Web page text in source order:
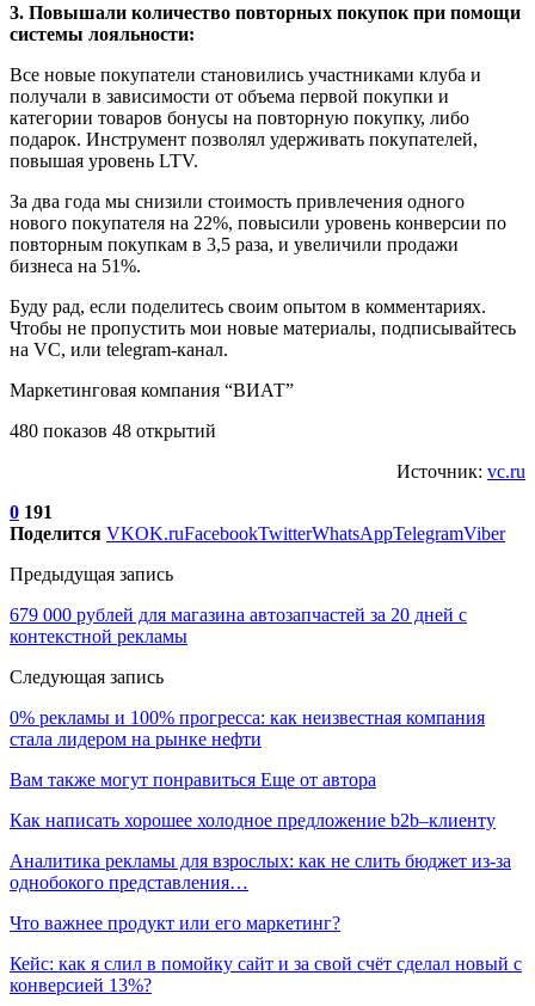
3. Повышали количество повторных покупок при помощи
системы лояльности:
Все новые покупатели становились участниками клуба и
получали в зависимости от объема первой покупки и
категории товаров бонусы на повторную покупку, либо
подарок. Инструмент позволял удерживать покупателей,
повышая уровень LTV.
За два года мы снизили стоимость привлечения одного
нового покупателя на 22%, повысили уровень конверсии по
повторным покупкам в 3,5 раза, и увеличили продажи
бизнеса на 51%.
Буду рад, если поделитесь своим опытом в комментариях.
Чтобы не пропустить мои новые материалы, подписывайтесь
на VC, или telegram-канал.
Маркетинговая компания “ВИАТ”
480 показов 48 открытий
Источник: vc.ru
0 191
Поделится VKOK.ruFacebookTwitterWhatsAppTelegramViber
Предыдущая запись
679 000 рублей для магазина автозапчастей за 20 дней с
контекстной рекламы
Следующая запись
0% рекламы и 100% прогресса: как неизвестная компания
стала лидером на рынке нефти
Вам также могут понравиться Еще от автора
Как написать хорошее холодное предложение b2b–клиенту
Аналитика рекламы для взрослых: как не слить бюджет из-за
однобокого представления…
Что важнее продукт или его маркетинг?
Кейс: как я слил в помойку сайт и за свой счёт сделал новый с
конверсией 13%?